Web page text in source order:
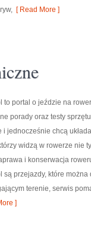
[ Read More ]
to portal o jeździe na
porady oraz testy
i jednocześnie chcą
widzą w rowerze nie
i konserwacja
są przejazdy, które
terenie, serwis
]